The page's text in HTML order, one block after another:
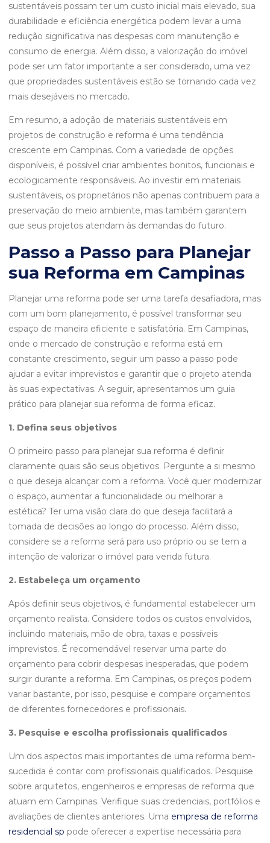
sustentáveis possam ter um custo inicial mais elevado, sua
durabilidade e eficiência energética podem levar a uma
redução significativa nas despesas com manutenção e
consumo de energia. Além disso, a valorização do imóvel
pode ser um fator importante a ser considerado, uma vez
que propriedades sustentáveis estão se tornando cada vez
mais desejáveis no mercado.
Em resumo, a adoção de materiais sustentáveis em
projetos de construção e reforma é uma tendência
crescente em Campinas. Com a variedade de opções
disponíveis, é possível criar ambientes bonitos, funcionais e
ecologicamente responsáveis. Ao investir em materiais
sustentáveis, os proprietários não apenas contribuem para a
preservação do meio ambiente, mas também garantem
que seus projetos atendam às demandas do futuro.
Passo a Passo para Planejar
sua Reforma em Campinas
Planejar uma reforma pode ser uma tarefa desafiadora, mas
com um bom planejamento, é possível transformar seu
espaço de maneira eficiente e satisfatória. Em Campinas,
onde o mercado de construção e reforma está em
constante crescimento, seguir um passo a passo pode
ajudar a evitar imprevistos e garantir que o projeto atenda
às suas expectativas. A seguir, apresentamos um guia
prático para planejar sua reforma de forma eficaz.
1. Defina seus objetivos
O primeiro passo para planejar sua reforma é definir
claramente quais são seus objetivos. Pergunte a si mesmo
o que deseja alcançar com a reforma. Você quer modernizar
o espaço, aumentar a funcionalidade ou melhorar a
estética? Ter uma visão clara do que deseja facilitará a
tomada de decisões ao longo do processo. Além disso,
considere se a reforma será para uso próprio ou se tem a
intenção de valorizar o imóvel para venda futura.
2. Estabeleça um orçamento
Após definir seus objetivos, é fundamental estabelecer um
orçamento realista. Considere todos os custos envolvidos,
incluindo materiais, mão de obra, taxas e possíveis
imprevistos. É recomendável reservar uma parte do
orçamento para cobrir despesas inesperadas, que podem
surgir durante a reforma. Em Campinas, os preços podem
variar bastante, por isso, pesquise e compare orçamentos
de diferentes fornecedores e profissionais.
3. Pesquise e escolha profissionais qualificados
Um dos aspectos mais importantes de uma reforma bem-
sucedida é contar com profissionais qualificados. Pesquise
sobre arquitetos, engenheiros e empresas de reforma que
atuam em Campinas. Verifique suas credenciais, portfólios e
avaliações de clientes anteriores. Uma empresa de reforma
residencial sp pode oferecer a expertise necessária para